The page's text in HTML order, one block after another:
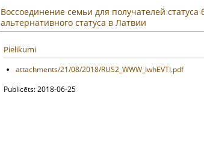
Воссоединение семьи для получателей статуса
альтернативного статуса в Латвии
Pielikumi
attachments/21/08/2018/RUS2_WWW_IwhEVTI.pdf
Publicēts: 2018-06-25